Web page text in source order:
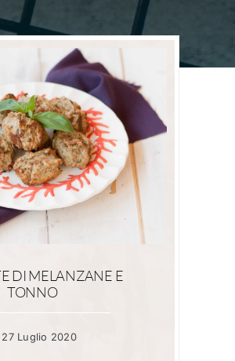
DI MELANZANE E
TONNO
27 Luglio 2020